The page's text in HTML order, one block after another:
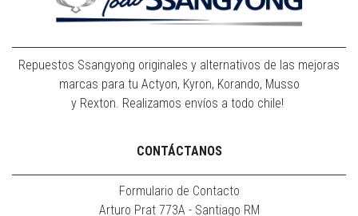
Repuestos Ssangyong originales y alternativos de las mejoras
marcas para tu Actyon, Kyron, Korando, Musso
y Rexton. Realizamos envíos a todo chile!
CONTÁCTANOS
Formulario de Contacto
Arturo Prat 773A - Santiago RM